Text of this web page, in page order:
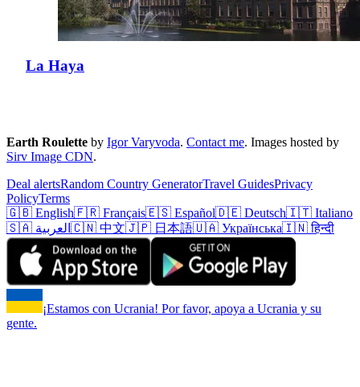
La Haya
Earth Roulette by Igor Varyvoda. Contact me. Images hosted by
Sirv Image CDN.
Deal alertsRandom Country GeneratorTravel GuidesPrivacy
PolicyTerms
🇬🇧 English🇫🇷 Français🇪🇸 Español🇩🇪 Deutsch🇮🇹 Italiano
🇸🇦 العربية 🇨🇳 中文🇯🇵 日本語🇺🇦 Українська🇮🇳 हिन्दी
¡Estamos con Ucrania! Por favor, apoya a Ucrania y su
gente.